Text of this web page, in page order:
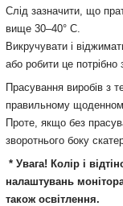
Слід зазначити, що
вище 30–40° С.
Викручувати і
або робити це потрібно
Прасування виробів з
правильному
Проте, якщо без
зворотнього боку
* Увага! Колір і
налаштувань
також освітлення.